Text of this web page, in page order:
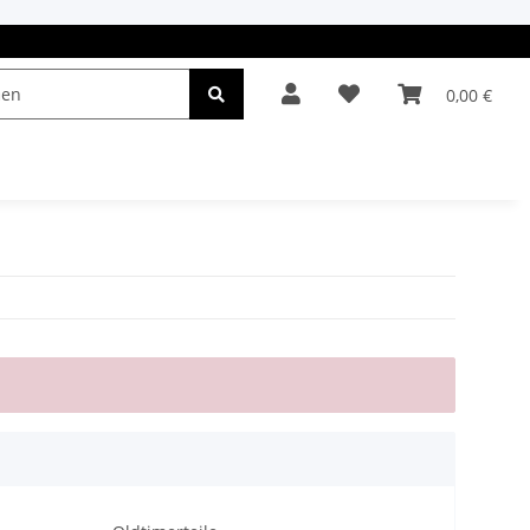
0,00 €
& Leuchten Autopflege Oldtimerteile